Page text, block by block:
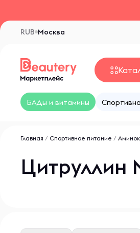
Москва
RUB
БАДы и витамины
Главная / Спортивное питание /
Цитруллин